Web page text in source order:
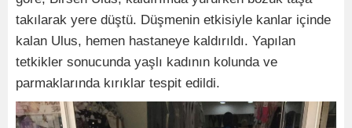
takılarak yere düştü. Düşmenin etkisiyle kanlar içinde
kalan Ulus, hemen hastaneye kaldırıldı. Yapılan
tetkikler sonucunda yaşlı kadının kolunda ve
parmaklarında kırıklar tespit edildi.